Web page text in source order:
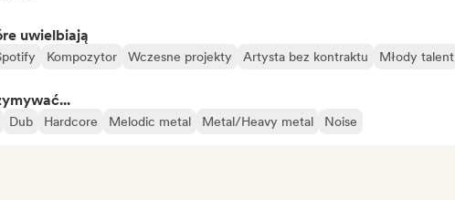
uwielbiają
Kompozytor Wczesne projekty Artysta bez kontraktu Młody talent
Dub Hardcore Melodic metal Metal/Heavy metal Noise